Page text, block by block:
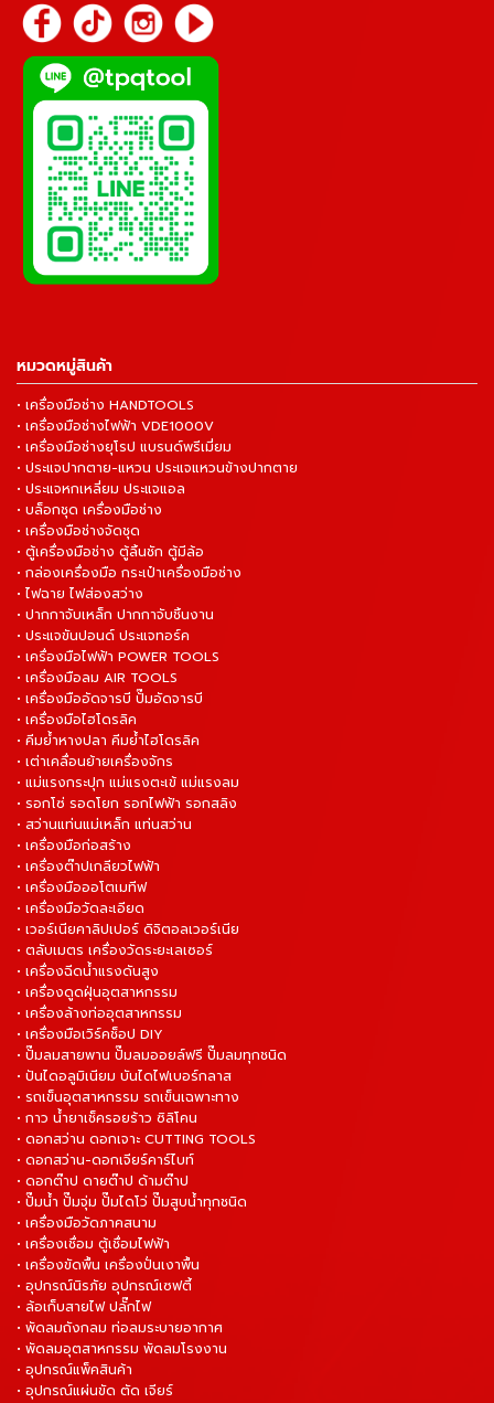
หมวดหมู่สินค้า
• เครื่องมือช่าง HANDTOOLS
• เครื่องมือช่างไฟฟ้า VDE1000V
• เครื่องมือช่างยุโรป แบรนด์พรีเมี่ยม
• ประแจปากตาย-แหวน ประแจแหวนข้างปากตาย
• ประแจหกเหลี่ยม ประแจแอล
• บล็อกชุด เครื่องมือช่าง
• เครื่องมือช่างจัดชุด
• ตู้เครื่องมือช่าง ตู้ลิ้นชัก ตู้มีล้อ
• กล่องเครื่องมือ กระเป๋าเครื่องมือช่าง
• ไฟฉาย ไฟส่องสว่าง
• ปากกาจับเหล็ก ปากกาจับชิ้นงาน
• ประแจขันปอนด์ ประแจทอร์ค
• เครื่องมือไฟฟ้า POWER TOOLS
• เครื่องมือลม AIR TOOLS
• เครื่องมืออัดจารบี ปั๊มอัดจารบี
• เครื่องมือไฮโดรลิค
• คีมย้ำหางปลา คีมย้ำไฮโดรลิค
• เต่าเคลื่อนย้ายเครื่องจักร
• แม่แรงกระปุก แม่แรงตะเข้ แม่แรงลม
• รอกโซ่ รอดโยก รอกไฟฟ้า รอกสลิง
• สว่านแท่นแม่เหล็ก แท่นสว่าน
• เครื่องมือก่อสร้าง
• เครื่องต๊าปเกลียวไฟฟ้า
• เครื่องมือออโตเมทีฟ
• เครื่องมือวัดละเอียด
• เวอร์เนียคาลิปเปอร์ ดิจิตอลเวอร์เนีย
• ตลับเมตร เครื่องวัดระยะเลเซอร์
• เครื่องฉีดน้ำแรงดันสูง
• เครื่องดูดฝุ่นอุตสาหกรรม
• เครื่องล้างท่ออุตสาหกรรม
• เครื่องมือเวิร์คช็อป DIY
• ปั๊มลมสายพาน ปั๊มลมออยล์ฟรี ปั๊มลมทุกชนิด
• ปันไดอลูมิเนียม บันไดไฟเบอร์กลาส
• รถเข็นอุตสาหกรรม รถเข็นเฉพาะทาง
• กาว น้ำยาเช็ครอยร้าว ซิลิโคน
• ดอกสว่าน ดอกเจาะ CUTTING TOOLS
• ดอกสว่าน-ดอกเจียร์คาร์ไบท์
• ดอกต๊าป ดายต๊าป ด้ามต๊าป
• ปั๊มน้ำ ปั๊มจุ่ม ปั๊มไดโว่ ปั๊มสูบน้ำทุกชนิด
• เครื่องมือวัดภาคสนาม
• เครื่องเชื่อม ตู้เชื่อมไฟฟ้า
• เครื่องขัดพื้น เครื่องปั่นเงาพื้น
• อุปกรณ์นิรภัย อุปกรณ์เซฟตี้
• ล้อเก็บสายไฟ ปลั๊กไฟ
• พัดลมถังกลม ท่อลมระบายอากาศ
• พัดลมอุตสาหกรรม พัดลมโรงงาน
• อุปกรณ์แพ็คสินค้า
• อุปกรณ์แผ่นขัด ตัด เจียร์